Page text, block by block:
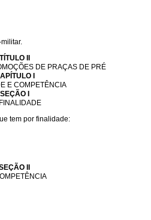
TÍTULO II
DE PRAÇAS DE PRÉ
I
E COMPETÊNCIA
SEÇÃO I
tem por finalidade:
II